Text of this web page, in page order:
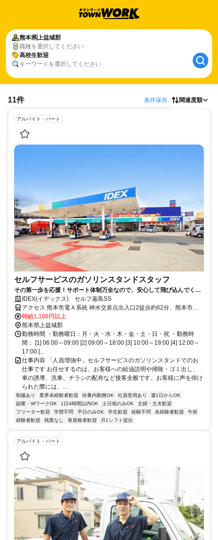
熊本県上益城郡
職種を選択してください
高校生歓迎
キーワードを選択してください
11件 条件保存 関連度順
アルバイト・パート
セルフサービスのガソリンスタンドスタッフ
その第一歩を応援！サポート体制万全なので、安心して飛び込んでくだ
さい。IDEX(イデックス) セルフ嘉島SS
アクセス 熊本市電Ａ系統 神水交差点出入口2徒歩約62分、熊本市電
Ａ系統 健軍町徒歩約62分、熊本市電Ａ系統 八丁馬場出入口徒歩約63
分
時給1,100円以上
熊本県上益城郡
勤務時間 ・勤務曜日：月・火・水・木・金・土・日・祝 ・勤務時
間： [1] 06:00～09:00 [2] 09:00～18:00 [3] 10:00～19:00 [4] 12:00～
17:00 [...
仕事内容 「人員増強中」セルフサービスのガソリンスタンドでのお
仕事です お任せするのは、お客様への給油説明や掃除・ゴミ出し、
車の誘導、洗車、チラシの配布など接客全般です。お客様に声を掛け
られた際には、...
制服あり 業界未経験者歓迎 扶養内勤務OK 社員登用あり
週1日からOK
副業・WワークOK
1日4時間以内OK 土日祝のみOK
主婦・主夫歓迎
フリーター歓迎
学歴不問 平日のみOK 学生歓迎 経験不問 未経験者歓迎
午前
経験者歓迎
残業なし 有資格者歓迎 月1シフト提出
アルバイト・パート